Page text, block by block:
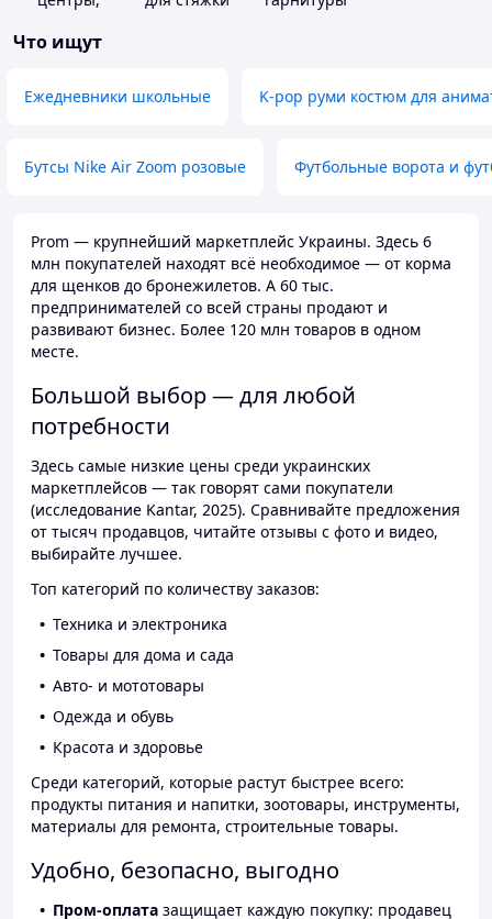
Что ищут
Ежедневники школьные K-pop руми костюм для
Бутсы Nike Air Zoom розовые Футбольные ворота и
Prom — крупнейший маркетплейс Украины. Здесь 6
млн покупателей находят всё необходимое — от корма
для щенков до бронежилетов. А 60 тыс.
предпринимателей со всей страны продают и
развивают бизнес. Более 120 млн товаров в одном
месте.
Большой выбор — для любой
потребности
Здесь самые низкие цены среди украинских
маркетплейсов — так говорят сами покупатели
(исследование Kantar, 2025). Сравнивайте предложения
от тысяч продавцов, читайте отзывы с фото и видео,
выбирайте лучшее.
Топ категорий по количеству заказов:
Техника и электроника
Товары для дома и сада
Авто- и мототовары
Одежда и обувь
Красота и здоровье
Среди категорий, которые растут быстрее всего:
продукты питания и напитки, зоотовары, инструменты,
материалы для ремонта, строительные товары.
Удобно, безопасно, выгодно
Пром-оплата защищает каждую покупку: продавец